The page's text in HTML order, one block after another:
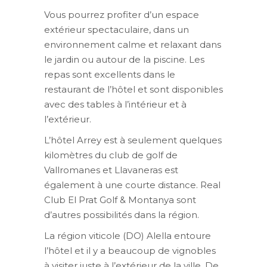
Vous pourrez profiter d’un espace
extérieur spectaculaire, dans un
environnement calme et relaxant dans
le jardin ou autour de la piscine. Les
repas sont excellents dans le
restaurant de l’hôtel et sont disponibles
avec des tables à l’intérieur et à
l’extérieur.
L’hôtel Arrey est à seulement quelques
kilomètres du club de golf de
Vallromanes et Llavaneras est
également à une courte distance. Real
Club El Prat Golf & Montanya sont
d’autres possibilités dans la région.
La région viticole (DO) Alella entoure
l’hôtel et il y a beaucoup de vignobles